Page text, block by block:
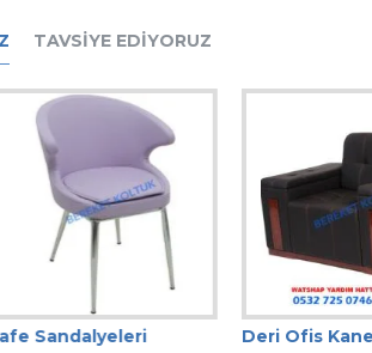
TAVSIYE EDIYORUZ
Sandalyeleri Deri Ofis